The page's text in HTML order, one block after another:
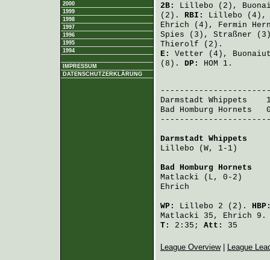
2000
1999
1998
1997
1996
1995
1994
IMPRESSUM
DATENSCHUTZERKLÄRUNG
2B: Lillebo (2),
(2). RBI: Lillebo
Ehrich (4), Fermin
Spies (3), Straßner
Thierolf (2).
E: Vetter (4),
(8). DP:
HOM 1.
Darmstadt Whippets
Bad Homburg Hornets
Darmstadt Whippets
Lillebo (W, 1-1)
Bad Homburg Hornets
Matlacki (L, 0-2)
Ehrich
WP: Lillebo 2 (2).
Matlacki 35, Ehrich 9.
T:
2:35; Att: 35
League Overview| League